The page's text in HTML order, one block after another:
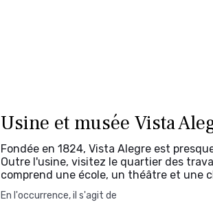
Usine et musée Vista
Fondée en 1824, Vista Alegre est
Outre l'usine, visitez le quartier des
comprend une école, un théâtre et une
En l'occurrence, il s'agit de